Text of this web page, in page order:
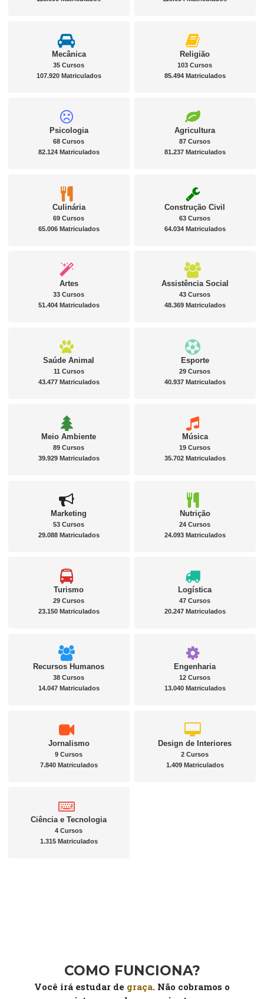
Mecânica
35 Cursos
107.920 Matriculados
Religião
103 Cursos
85.494 Matriculados
Psicologia
68 Cursos
82.124 Matriculados
Agricultura
87 Cursos
81.237 Matriculados
Culinária
69 Cursos
65.006 Matriculados
Construção Civil
63 Cursos
64.034 Matriculados
Artes
33 Cursos
51.404 Matriculados
Assistência Social
43 Cursos
48.369 Matriculados
Saúde Animal
11 Cursos
43.477 Matriculados
Esporte
29 Cursos
40.937 Matriculados
Meio Ambiente
89 Cursos
39.929 Matriculados
Música
19 Cursos
35.702 Matriculados
Marketing
53 Cursos
29.088 Matriculados
Nutrição
24 Cursos
24.093 Matriculados
Turismo
29 Cursos
23.150 Matriculados
Logística
47 Cursos
20.247 Matriculados
Recursos Humanos
38 Cursos
14.047 Matriculados
Engenharia
12 Cursos
13.040 Matriculados
Jornalismo
9 Cursos
7.840 Matriculados
Design de Interiores
2 Cursos
1.409 Matriculados
Ciência e Tecnologia
4 Cursos
1.315 Matriculados
COMO FUNCIONA?
Você irá estudar de graça. Não cobramos o